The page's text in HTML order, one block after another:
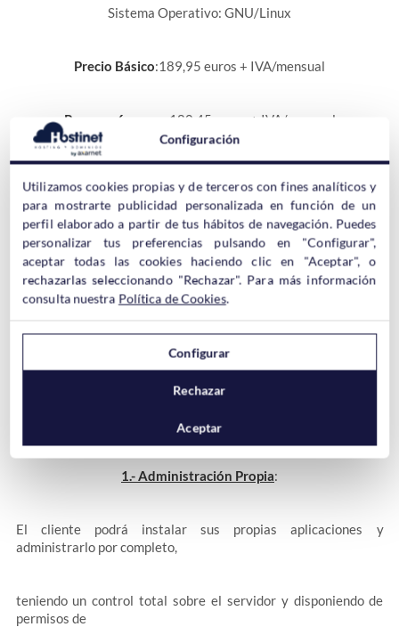
Sistema Operativo: GNU/Linux
Precio Básico:189,95 euros + IVA/mensual
Prepago 6 meses :180,45 euros + IVA/mensual
El servidor obligatoriamente debe ser contratado durante un
periodo de 6meses.
Por cada 6meses prepagado se le hace un 5% de descuento.
OPCIONES DE ALQUILER DEL SERVIDOR
1.- Administración Propia:
El cliente podrá instalar sus propias aplicaciones y
administrarlo por completo,
teniendo un control total sobre el servidor y disponiendo de
permisos de
Configuración
Utilizamos cookies propias y de terceros con fines analíticos y
para mostrarte publicidad personalizada en función de un
perfil elaborado a partir de tus hábitos de navegación. Puedes
personalizar tus preferencias pulsando en "Configurar",
aceptar todas las cookies haciendo clic en "Aceptar", o
rechazarlas seleccionando "Rechazar". Para más información
consulta nuestra Política de Cookies.
Configurar
Rechazar
Aceptar